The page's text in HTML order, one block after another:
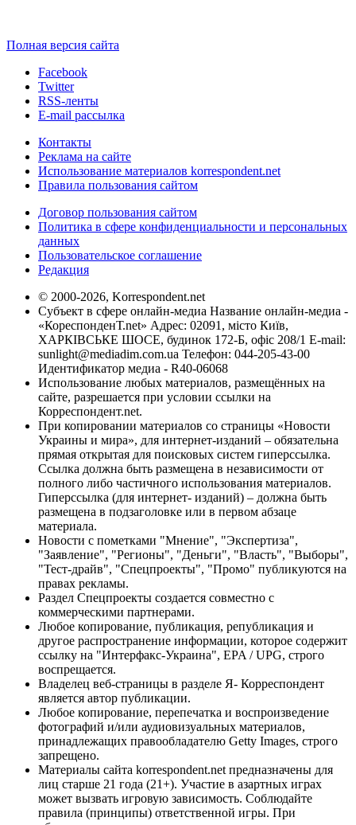
Полная версия сайта
Facebook
Twitter
RSS-ленты
E-mail рассылка
Контакты
Реклама на сайте
Использование материалов korrespondent.net
Правила пользования сайтом
Договор пользования сайтом
Политика в сфере конфиденциальности и персональных
данных
Пользовательское соглашение
Редакция
© 2000-2026, Korrespondent.net
Субъект в сфере онлайн-медиа Название онлайн-медиа -
«КореспонденТ.net» Адрес: 02091, місто Київ,
ХАРКІВСЬКЕ ШОСЕ, будинок 172-Б, офіс 208/1 E-mail:
sunlight@mediadim.com.ua Телефон: 044-205-43-00
Идентификатор медиа - R40-06068
Использование любых материалов, размещённых на
сайте, разрешается при условии ссылки на
Корреспондент.net.
При копировании материалов со страницы «Новости
Украины и мира», для интернет-изданий – обязательна
прямая открытая для поисковых систем гиперссылка.
Ссылка должна быть размещена в независимости от
полного либо частичного использования материалов.
Гиперссылка (для интернет- изданий) – должна быть
размещена в подзаголовке или в первом абзаце
материала.
Новости с пометками "Мнение", "Экспертиза",
"Заявление", "Регионы", "Деньги", "Власть", "Выборы",
"Тест-драйв", "Спецпроекты", "Промо" публикуются на
правах рекламы.
Раздел Спецпроекты создается совместно с
коммерческими партнерами.
Любое копирование, публикация, републикация и
другое распространение информации, которое содержит
ссылку на "Интерфакс-Украина", EPA / UPG, строго
воспрещается.
Владелец веб-страницы в разделе Я- Корреспондент
является автор публикации.
Любое копирование, перепечатка и воспроизведение
фотографий и/или аудиовизуальных материалов,
принадлежащих правообладателю Getty Images, строго
запрещено.
Материалы сайта korrespondent.net предназначены для
лиц старше 21 года (21+). Участие в азартных играх
может вызвать игровую зависимость. Соблюдайте
правила (принципы) ответственной игры. При